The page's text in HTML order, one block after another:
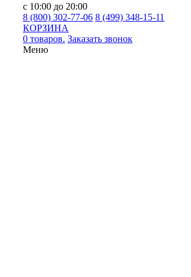
с 10:00 до 20:00
8 (800) 302-77-06 8 (499) 348-15-11
КОРЗИНА
0 товаров. Заказать звонок
Меню